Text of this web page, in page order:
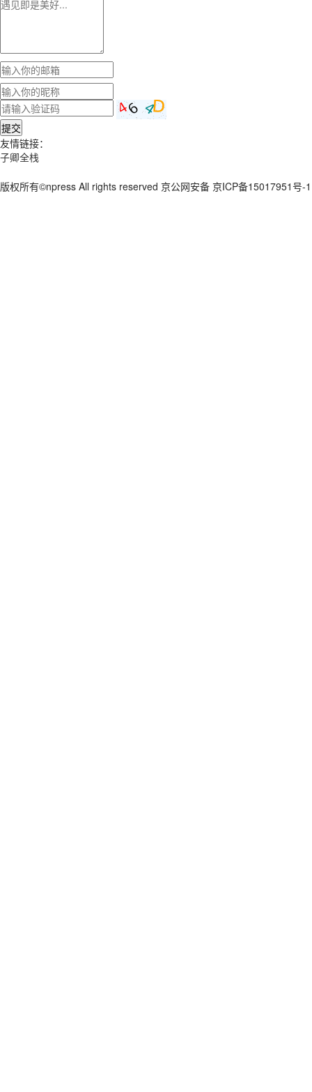
提交
友情链接：
子卿全栈
版权所有©npress All rights reserved 京公网安备 京ICP备15017951号-1